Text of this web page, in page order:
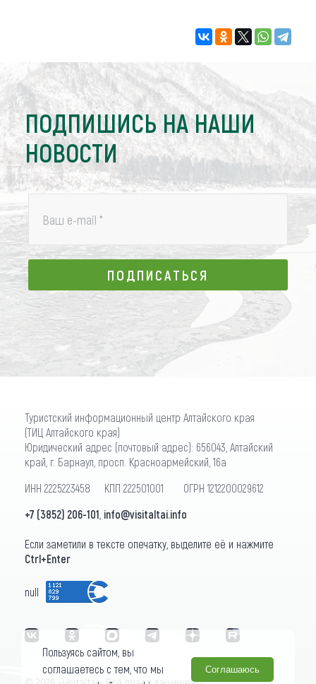
ПОДПИШИСЬ НА НАШИ
НОВОСТИ
Ваш e-mail *
ПОДПИСАТЬСЯ
ПОДПИСАТЬСЯ
Туристский информационный центр Алтайского края
(ТИЦ Алтайского края)
Юридический адрес (почтовый адрес): 656043, Алтайский
край, г. Барнаул, просп. Красноармейский, 16а
ИНН 2225223458 КПП 222501001 ОГРН 1212200029612
+7 (3852) 206-101 info@visitaltai.info
Если заметили в тексте опечатку, выделите её и нажмите
Ctrl+Enter
null
Пользуясь сайтом, вы
соглашаетесь с тем, что мы
Соглашаюсь